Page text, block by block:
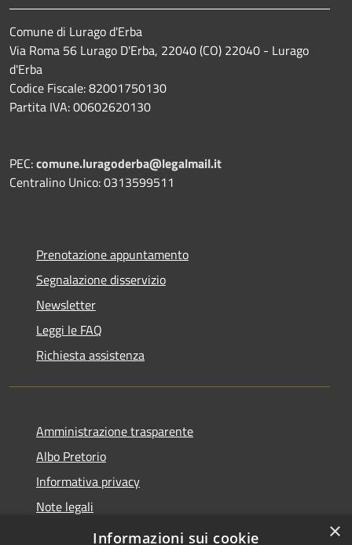
Comune di Lurago d'Erba
Via Roma 56 Lurago D'Erba, 22040 (CO) 22040 - Lurago
d'Erba
Codice Fiscale: 82001750130
Partita IVA: 00602620130
PEC:comune.luragoderba@legalmail.it
Centralino Unico: 0313599511
Prenotazione appuntamento
Segnalazione disservizio
Newsletter
Leggi le FAQ
Richiesta assistenza
Amministrazione trasparente
Albo Pretorio
Informativa privacy
Note legali
Dichiarazione di accessibilità
×
Informazioni sui cookie